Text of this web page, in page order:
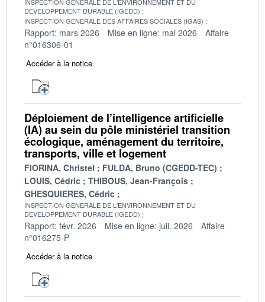
DEVELOPPEMENT DURABLE (IGEDD)
INSPECTION GENERALE DES AFFAIRES SOCIALES (IGAS)
Rapport: mars 2026 Mise en ligne: mai 2026
Affaire
n°016306-01
Accéder à la notice
Déploiement de l’intelligence artificielle
(IA) au sein du pôle ministériel transition
écologique, aménagement du territoire,
transports, ville et logement
FIORINA, Christel
FULDA, Bruno (CGEDD-TEC)
LOUIS, Cédric
THIBOUS, Jean-François
GHESQUIERES, Cédric
INSPECTION GENERALE DE L'ENVIRONNEMENT ET DU
DEVELOPPEMENT DURABLE (IGEDD)
Rapport: févr. 2026 Mise en ligne: juil. 2026
Affaire
n°016275-P
Accéder à la notice